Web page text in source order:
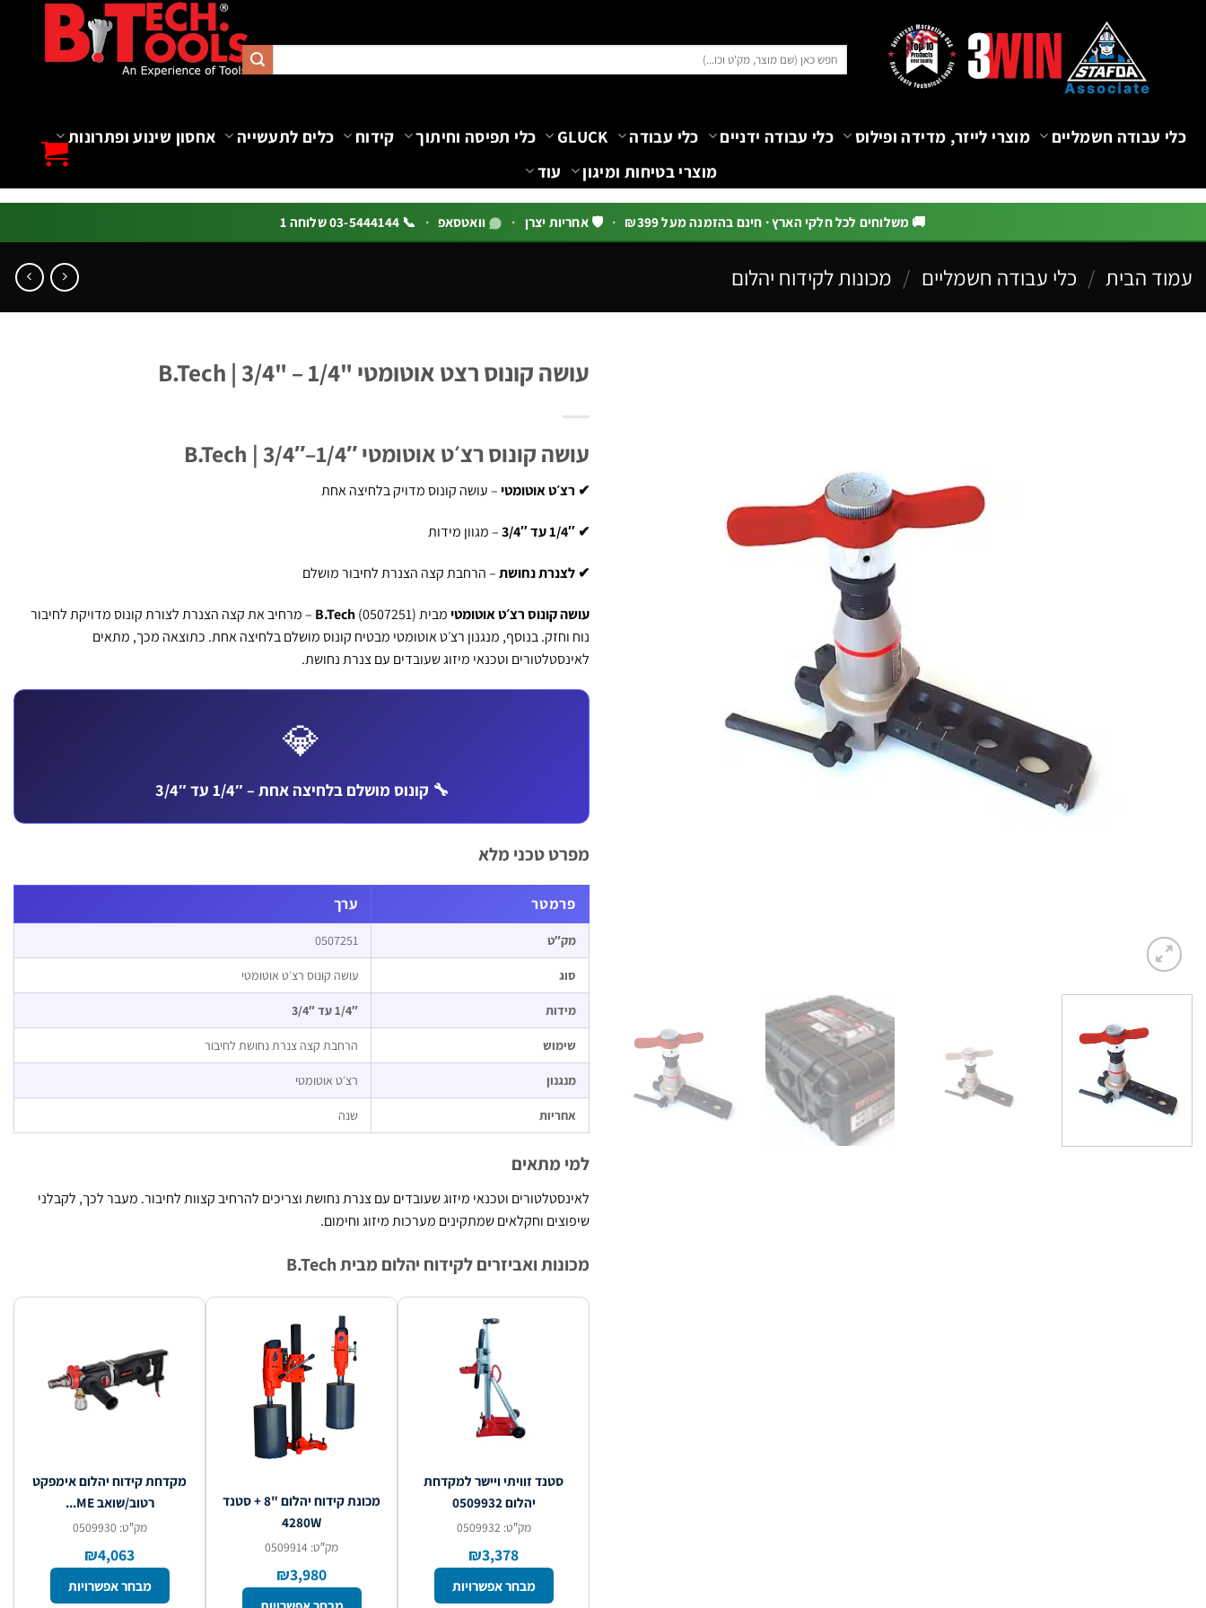
כלי עבודה חשמליים מוצרי לייזר, מדידה ופילוס כלי עבודה ידניים כלי עבודה GLUCK כלי תפיסה וחיתוך קידוח כלים לתעשייה
אחסון שינוע ופתרונות
מוצרי בטיחות ומיגון
עוד
🚚 משלוחים לכל חלקי הארץ · חינם בהזמנה מעל ₪399 · 🛡️ אחריות יצרן · וואטסאפ · 📞 03-5444144 שלוחה 1
עמוד הבית / כלי עבודה חשמליים / מכונות לקידוח יהלום
עושה קונוס רצט אוטומטי "1/4 – "3/4 | B.Tech
עושה קונוס רצ׳ט אוטומטי 1/4″–3/4″ | B.Tech
✔ רצ׳ט אוטומטי– עושה קונוס מדויק בלחיצה אחת
✔ 1/4″ עד 3/4″ – מגוון מידות
✔ לצנרת נחושת– הרחבת קצה הצנרת לחיבור מושלם
עושה קונוס רצ׳ט אוטומטימבית B.Tech (0507251) – מרחיב את קצה הצנרת לצורת קונוס מדויקת לחיבור
נוח וחזק. בנוסף, מנגנון רצ׳ט אוטומטי מבטיח קונוס מושלם בלחיצה אחת. כתוצאה מכך, מתאים
לאינסטלטורים וטכנאי מיזוג שעובדים עם צנרת נחושת.
💎
🔧 קונוס מושלם בלחיצה אחת – 1/4″ עד 3/4″
מפרט טכני מלא
פרמטר ערך
מק″ט 0507251
סוג עושה קונוס רצ׳ט אוטומטי
מידות 1/4″ עד 3/4″
שימוש הרחבת קצה צנרת נחושת לחיבור
מנגנון רצ׳ט אוטומטי
אחריות שנה
למי מתאים
לאינסטלטורים וטכנאי מיזוג שעובדים עם צנרת נחושת וצריכים להרחיב קצוות לחיבור. מעבר לכך, לקבלני
שיפוצים וחקלאים שמתקינים מערכות מיזוג וחימום.
מכונות ואביזרים לקידוח יהלום מבית B.Tech
סטנד זוויתי ויישר למקדחת
יהלום 0509932
מק″ט: 0509932
₪3,378
מבחר אפשרויות
מכונת קידוח יהלום "8 + סטנד
4280W
מק″ט: 0509914
₪3,980
מקדחת קידוח יהלום אימפקט
רטוב/שואב ME...
מק″ט: 0509930
₪4,063
מבחר אפשרויות